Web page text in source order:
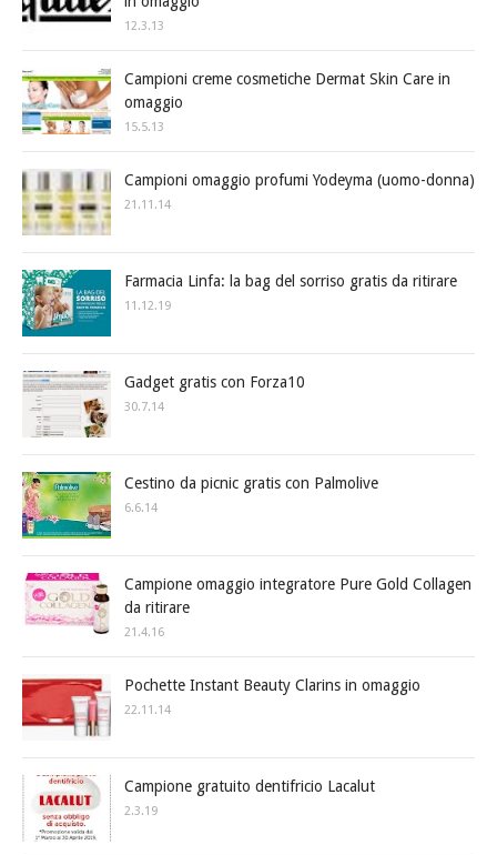
12.3.13
Campioni creme cosmetiche Dermat Skin Care in
omaggio
15.5.13
Campioni omaggio profumi Yodeyma (uomo-donna)
21.11.14
Farmacia Linfa: la bag del sorriso gratis da ritirare
11.12.19
Gadget gratis con Forza10
30.7.14
Cestino da picnic gratis con Palmolive
6.6.14
Campione omaggio integratore Pure Gold Collagen
da ritirare
21.4.16
Pochette Instant Beauty Clarins in omaggio
22.11.14
Campione gratuito dentifricio Lacalut
2.3.19